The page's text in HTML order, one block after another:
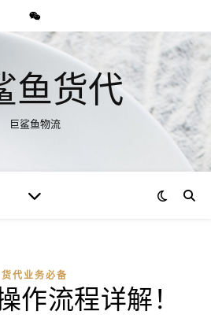
鱼货代
巨鲨鱼物流
货代业务必备
作流程详解！